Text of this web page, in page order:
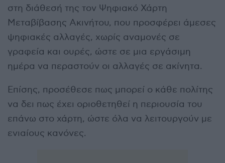
στη διάθεσή της τον Ψηφιακό Χάρτη
Μεταβίβασης Ακινήτου, που προσφέρει άμεσες
ψηφιακές αλλαγές, χωρίς αναμονές σε
γραφεία και ουρές, ώστε σε μια εργάσιμη
ημέρα να περαστούν οι αλλαγές σε ακίνητα.
Επίσης, προσέθεσε πως μπορεί ο κάθε πολίτης
να δει πως έχει οριοθετηθεί η περιουσία του
επάνω στο χάρτη, ώστε όλα να λειτουργούν με
ενιαίους κανόνες.